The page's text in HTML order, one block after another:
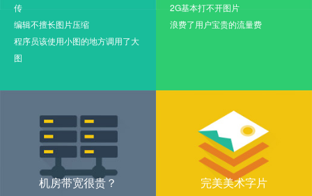
传
编辑不擅长图片压缩
程序员该使用小图的地方调用了大
图
2G基本打不开图片
浪费了用户宝贵的流量费
机房带宽很贵？ 完美美术字片